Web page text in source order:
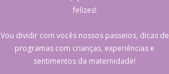
felizes!
Vou dividir com vocês nossos passeios, dicas de
programas com crianças, experiências e
sentimentos da maternidade!